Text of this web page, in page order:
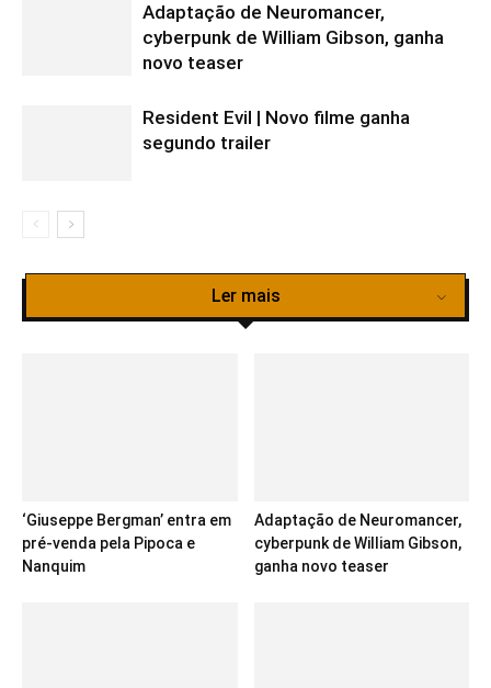
God of War Ragnarök
Adaptação de Neuromancer,
cyberpunk de William Gibson, ganha
novo teaser
Resident Evil | Novo filme ganha
segundo trailer
Ler mais
‘Giuseppe Bergman’ entra em
pré-venda pela Pipoca e
Nanquim
Adaptação de Neuromancer,
cyberpunk de William Gibson,
ganha novo teaser